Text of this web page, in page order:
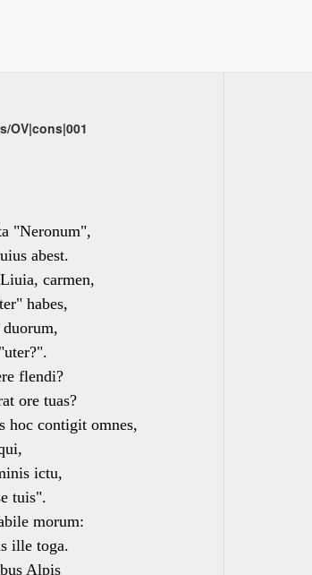
OV|cons|001
"Neronum",
abest.
carmen,
habes,
flendi?
ore tuas?
hoc contigit omnes,
ictu,
tuis".
morum:
ille toga.
Alpis